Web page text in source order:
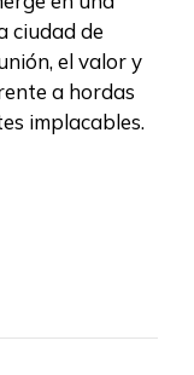
ciudad de
el valor y
a hordas
implacables.